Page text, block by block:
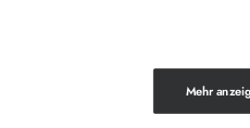
Mehr